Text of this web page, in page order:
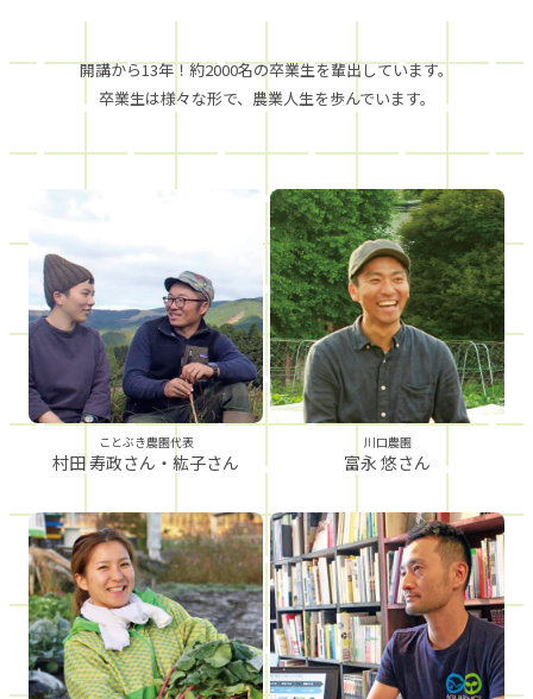
開講から13年！約2000名の卒業生を輩出しています。
卒業生は様々な形で、農業人生を歩んでいます。
ことぶき農園代表
村田 寿政さん・紘子さん
川口農園
富永 悠さん